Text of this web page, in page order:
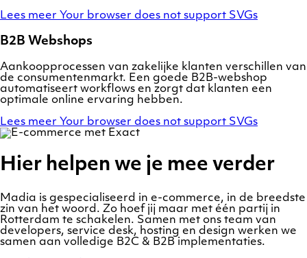
Lees meer Your browser does not support SVGs
B2B Webshops
Aankoopprocessen van zakelijke klanten verschillen van
de consumentenmarkt. Een goede B2B-webshop
automatiseert workflows en zorgt dat klanten een
optimale online ervaring hebben.
Lees meer Your browser does not support SVGs
Hier helpen we je mee verder
Madia is gespecialiseerd in e-commerce, in de breedste
zin van het woord. Zo hoef jij maar met één partij in
Rotterdam te schakelen. Samen met ons team van
developers, service desk, hosting en design werken we
samen aan volledige B2C & B2B implementaties.